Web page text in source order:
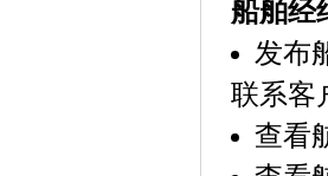
船舶经
发布
联系客
查看